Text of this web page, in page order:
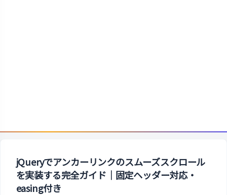
jQueryでアンカーリンクのスムーズスクロール
を実装する完全ガイド｜固定ヘッダー対応・
easing付き